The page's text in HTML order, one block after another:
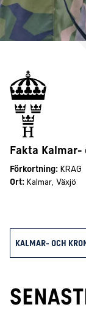
Fakta
Förkortning: KRAG
Ort: Kalmar, Växjö